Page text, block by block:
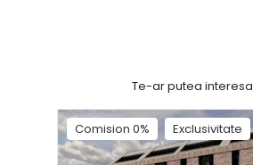
Te-ar putea interesa
Comision 0% Exclusivitate